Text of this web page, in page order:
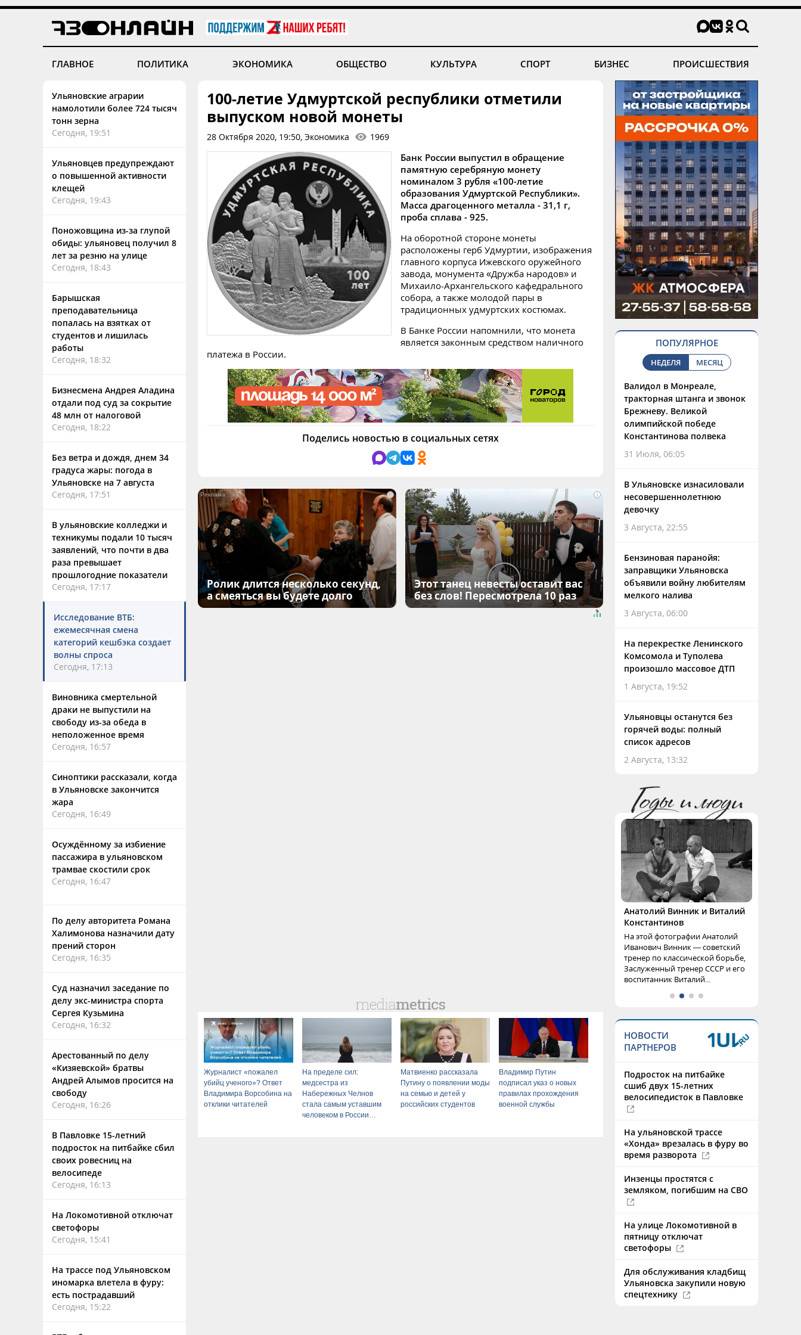
ГЛАВНОЕ ПОЛИТИКА ЭКОНОМИКА ОБЩЕСТВО КУЛЬТУРА СПОРТ БИЗНЕС ПРОИСШЕСТВИЯ
Ульяновские аграрии
намолотили более 724 тысяч
тонн зерна
Сегодня, 19:51
Ульяновцев предупреждают
о повышенной активности
клещей
Сегодня, 19:43
Поножовщина из-за глупой
обиды: ульяновец получил 8
лет за резню на улице
Сегодня, 18:43
Барышская
преподавательница
попалась на взятках от
студентов и лишилась
работы
Сегодня, 18:32
Бизнесмена Андрея Аладина
отдали под суд за сокрытие
48 млн от налоговой
Сегодня, 18:22
Без ветра и дождя, днем 34
градуса жары: погода в
Ульяновске на 7 августа
Сегодня, 17:51
В ульяновские колледжи и
техникумы подали 10 тысяч
заявлений, что почти в два
раза превышает
прошлогодние показатели
Сегодня, 17:17
Исследование ВТБ:
ежемесячная смена
категорий кешбэка создает
волны спроса
Сегодня, 17:13
Виновника смертельной
драки не выпустили на
свободу из-за обеда в
неположенное время
Сегодня, 16:57
Синоптики рассказали, когда
в Ульяновске закончится
жара
Сегодня, 16:49
Осуждённому за избиение
пассажира в ульяновском
трамвае скостили срок
Сегодня, 16:47
По делу авторитета Романа
Халимонова назначили дату
прений сторон
Сегодня, 16:35
Суд назначил заседание по
делу экс-министра спорта
Сергея Кузьмина
Сегодня, 16:32
Арестованный по делу
«Кизяевской» братвы
Андрей Алымов просится на
свободу
Сегодня, 16:26
В Павловке 15-летний
подросток на питбайке сбил
своих ровесниц на
велосипеде
Сегодня, 16:13
На Локомотивной отключат
светофоры
Сегодня, 15:41
На трассе под Ульяновском
иномарка влетела в фуру:
есть пострадавший
Сегодня, 15:22
100-летие Удмуртской республики отметили
выпуском новой монеты
28 Октября 2020, 19:50, Экономика 1969
Банк России выпустил в обращение
памятную серебряную монету
номиналом 3 рубля «100-летие
образования Удмуртской Республики».
Масса драгоценного металла - 31,1 г,
проба сплава - 925.
На оборотной стороне монеты
расположены герб Удмуртии, изображения
главного корпуса Ижевского оружейного
завода, монумента «Дружба народов» и
Михаило-Архангельского кафедрального
собора, а также молодой пары в
традиционных удмуртских костюмах.
В Банке России напомнили, что монета
является законным средством наличного
платежа в России.
Поделись новостью в социальных сетях
i
Ролик длится несколько секунд,
а смеяться вы будете долго
i
Этот танец невесты оставит вас
без слов! Пересмотрела 10 раз
Журналист «пожалел
убийц ученого»? Ответ
Владимира Ворсобина на
отклики читателей
На пределе сил:
медсестра из
Набережных Челнов
стала самым уставшим
человеком в России
Матвиенко рассказала
Путину о появлении моды
на семью и детей у
российских студентов
Владимир Путин
подписал указ о новых
правилах прохождения
военной службы
ПОПУЛЯРНОЕ
НЕДЕЛЯ МЕСЯЦ
Валидол в Монреале,
тракторная штанга и звонок
Брежневу. Великой
олимпийской победе
Константинова полвека
31 Июля, 06:05
В Ульяновске изнасиловали
несовершеннолетнюю
девочку
3 Августа, 22:55
Бензиновая паранойя:
заправщики Ульяновска
объявили войну любителям
мелкого налива
3 Августа, 06:00
На перекрестке Ленинского
Комсомола и Туполева
произошло массовое ДТП
1 Августа, 19:52
Ульяновцы останутся без
горячей воды: полный
список адресов
2 Августа, 13:32
Анатолий Винник и Виталий
Константинов
На этой фотографии Анатолий
Иванович Винник — советский
тренер по классической борьбе,
Заслуженный тренер СССР и его
воспитанник Виталий...
НОВОСТИ
ПАРТНЕРОВ
Подросток на питбайке
сшиб двух 15-летних
велосипедисток в Павловке
На ульяновской трассе
«Хонда» врезалась в фуру во
время разворота
Инзенцы простятся с
земляком, погибшим на СВО
На улице Локомотивной в
пятницу отключат
светофоры
Для обслуживания кладбищ
Ульяновска закупили новую
спецтехнику